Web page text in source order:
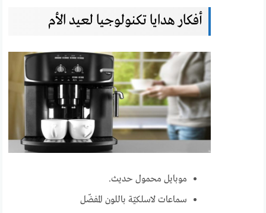
أفكار هدايا تكنولوجيا لعيد الأم
موبايل محمول حديث.
سماعات لاسلكيّة باللون المفضّل